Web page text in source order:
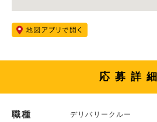
応募詳細
職種 デリバリークルー